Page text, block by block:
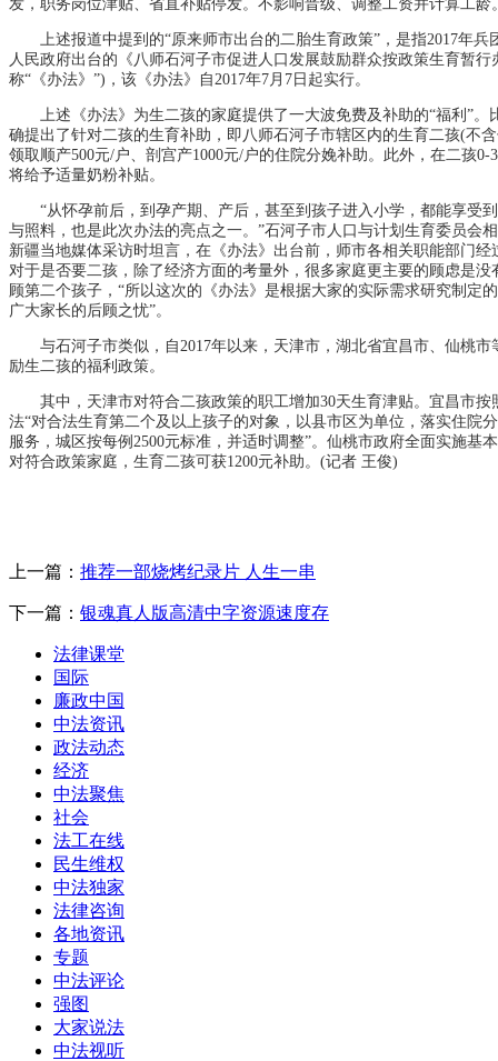
发，职务岗位津贴、省直补贴停发。不影响晋级、调整工资并计算工龄
上述报道中提到的“原来师市出台的二胎生育政策”，是指2017年兵
人民政府出台的《八师石河子市促进人口发展鼓励群众按政策生育暂行
称“《办法》”)，该《办法》自2017年7月7日起实行。
上述《办法》为生二孩的家庭提供了一大波免费及补助的“福利”。
确提出了针对二孩的生育补助，即八师石河子市辖区内的生育二孩(不
领取顺产500元/户、剖宫产1000元/户的住院分娩补助。此外，在二孩0-
将给予适量奶粉补贴。
“从怀孕前后，到孕产期、产后，甚至到孩子进入小学，都能享受
与照料，也是此次办法的亮点之一。”石河子市人口与计划生育委员会
新疆当地媒体采访时坦言，在《办法》出台前，师市各相关职能部门经
对于是否要二孩，除了经济方面的考量外，很多家庭更主要的顾虑是没
顾第二个孩子，“所以这次的《办法》是根据大家的实际需求研究制定
广大家长的后顾之忧”。
与石河子市类似，自2017年以来，天津市，湖北省宜昌市、仙桃市
励生二孩的福利政策。
其中，天津市对符合二孩政策的职工增加30天生育津贴。宜昌市按
法“对合法生育第二个及以上孩子的对象，以县市区为单位，落实住院
服务，城区按每例2500元标准，并适时调整”。仙桃市政府全面实施基
对符合政策家庭，生育二孩可获1200元补助。(记者 王俊)
上一篇： 推荐一部烧烤纪录片 人生一串
下一篇： 银魂真人版高清中字资源速度存
法律课堂
国际
廉政中国
中法资讯
政法动态
经济
中法聚焦
社会
法工在线
民生维权
中法独家
法律咨询
各地资讯
专题
中法评论
强图
大家说法
中法视听